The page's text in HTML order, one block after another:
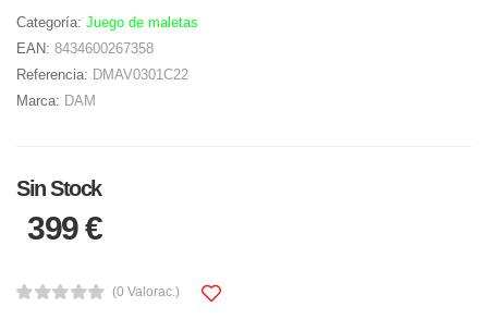
Categoría: Juego de maletas
EAN: 8434600267358
Referencia: DMAV0301C22
Marca: DAM
Sin Stock
399 €
(0 Valorac.)